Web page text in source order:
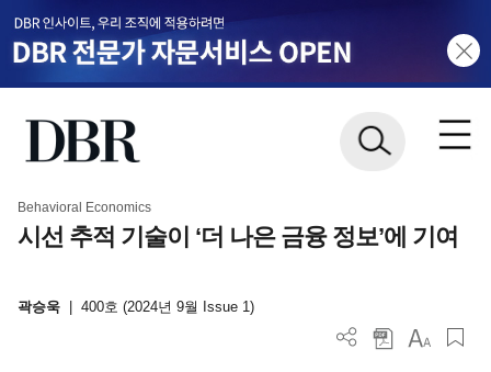
Behavioral Economics
시선 추적 기술이 ‘더 나은 금융 정보’에 기여
곽승욱 400호 (2024년 9월 Issue 1)